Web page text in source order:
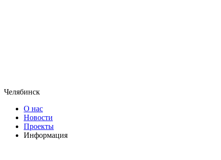
Челябинск
О нас
Новости
Проекты
Информация